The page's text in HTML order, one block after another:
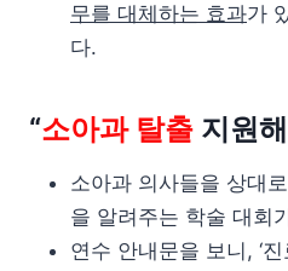
무를 대체하는 효과가
다.
“소아과 탈출 지원
소아과 의사들을 상대
을 알려주는 학술 대회
연수 안내문을 보니, ‘